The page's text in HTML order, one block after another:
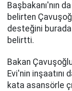
Başbakanı'nın
belirten
desteğini
belirtti.
Bakan
Evi'nin inşaatını
kata asansörle